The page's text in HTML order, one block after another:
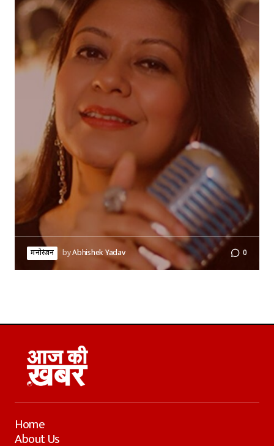
मनोरंजन byAbhishek Yadav 0
Home
About Us